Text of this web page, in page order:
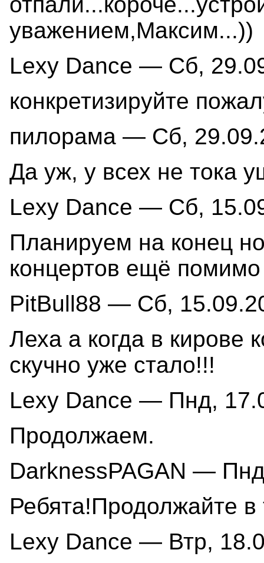
уважением,Максим...))
Lexy Dance — Сб,
конкретизируйте
пилорама — Сб,
Да уж, у всех не тока
Lexy Dance — Сб,
Планируем на конец
концертов ещё помимо
PitBull88 — Сб,
Леха а когда в кирове
скучно уже стало!!!
Lexy Dance — Пнд,
Продолжаем.
DarknessPAGAN —
Ребята!Продолжайте
Lexy Dance — Втр,